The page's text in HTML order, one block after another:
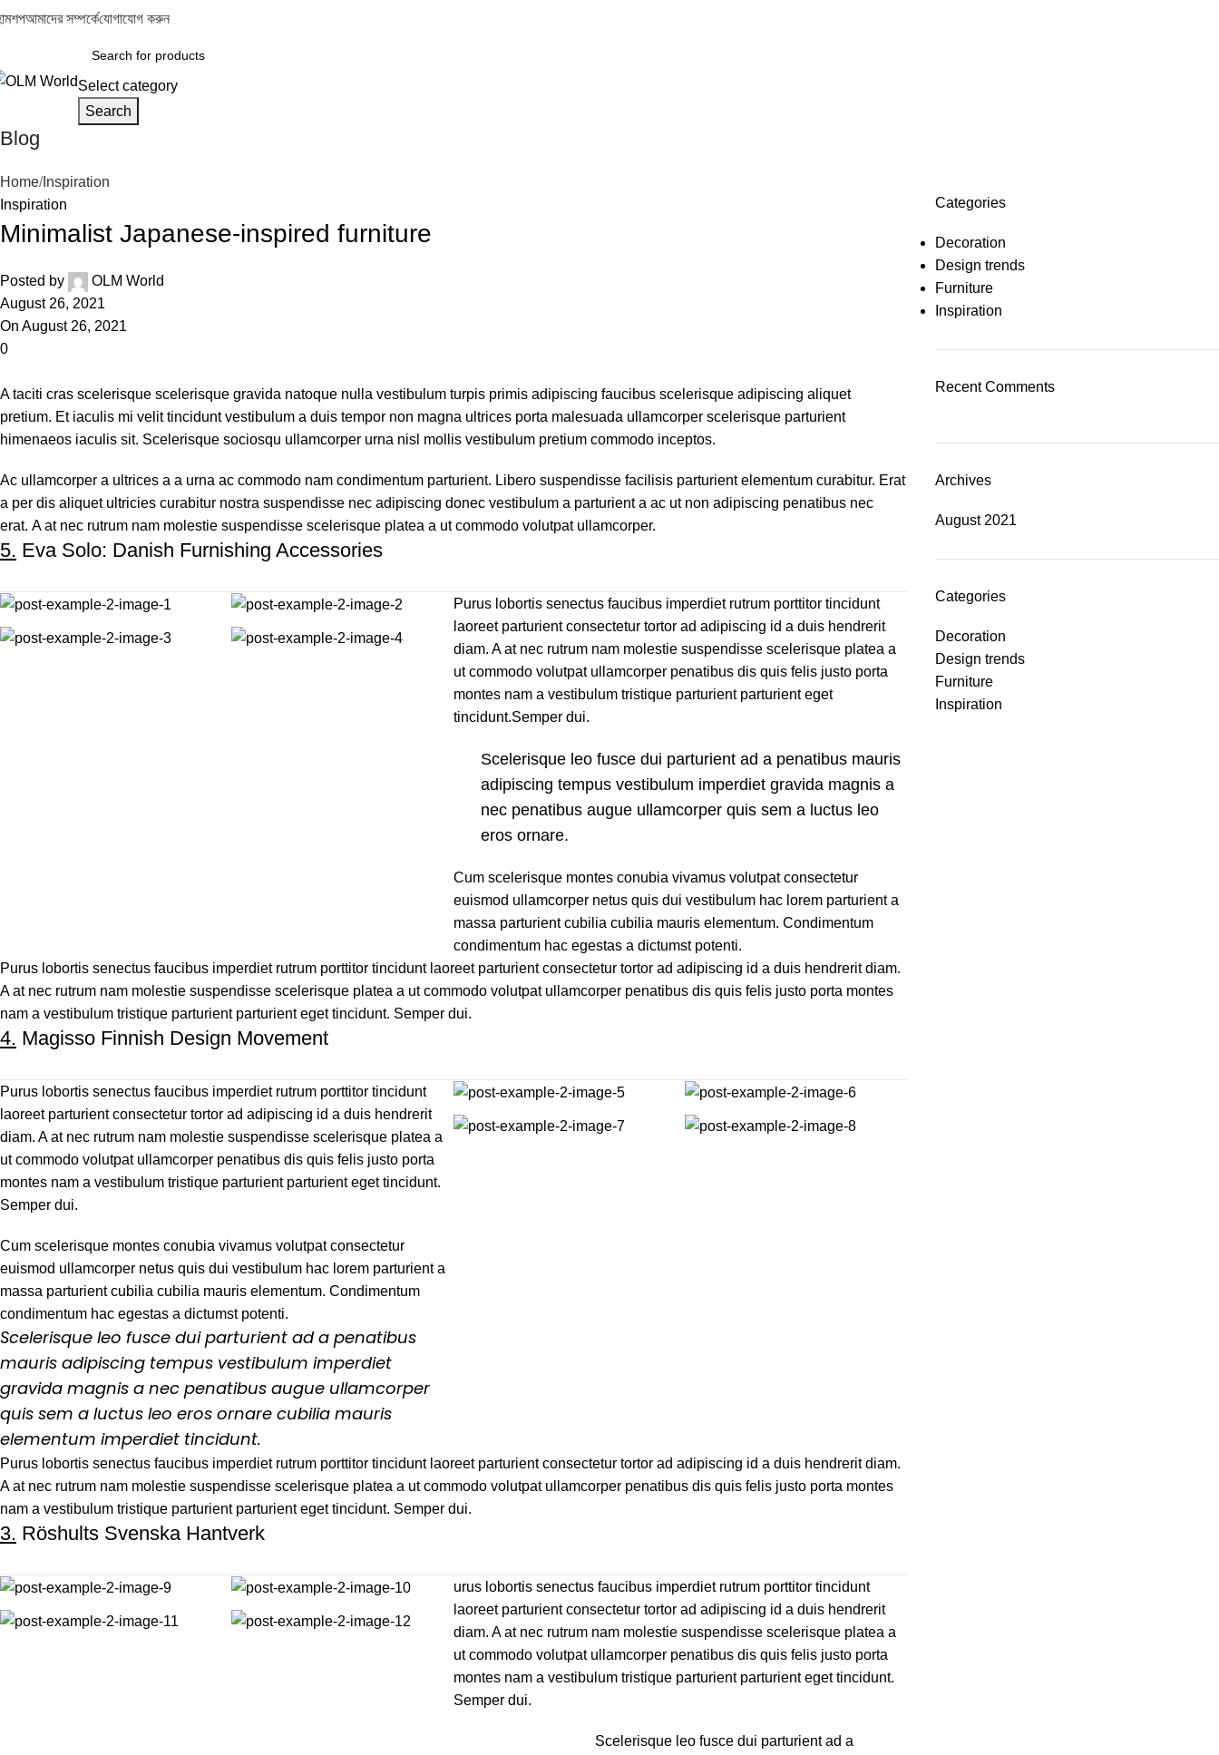
শপআমাদের সম্পর্কেযোগাযোগ করুন
Select category
Search
Blog
Home Inspiration
Inspiration
Minimalist Japanese-inspired furniture
Posted by
OLM World
August 26, 2021
On August 26, 2021
0
A taciti cras scelerisque scelerisque gravida natoque nulla vestibulum turpis primis adipiscing faucibus scelerisque adipiscing aliquet
pretium. Et iaculis mi velit tincidunt vestibulum a duis tempor non magna ultrices porta malesuada ullamcorper scelerisque parturient
himenaeos iaculis sit. Scelerisque sociosqu ullamcorper urna nisl mollis vestibulum pretium commodo inceptos.
Ac ullamcorper a ultrices a a urna ac commodo nam condimentum parturient. Libero suspendisse facilisis parturient elementum curabitur. Erat
a per dis aliquet ultricies curabitur nostra suspendisse nec adipiscing donec vestibulum a parturient a ac ut non adipiscing penatibus nec
erat. A at nec rutrum nam molestie suspendisse scelerisque platea a ut commodo volutpat ullamcorper.
5. Eva Solo: Danish Furnishing Accessories
Purus lobortis senectus faucibus imperdiet rutrum porttitor tincidunt
laoreet parturient consectetur tortor ad adipiscing id a duis hendrerit
diam. A at nec rutrum nam molestie suspendisse scelerisque platea a
ut commodo volutpat ullamcorper penatibus dis quis felis justo porta
montes nam a vestibulum tristique parturient parturient eget
tincidunt.Semper dui.
Scelerisque leo fusce dui parturient ad a penatibus mauris
adipiscing tempus vestibulum imperdiet gravida magnis a
nec penatibus augue ullamcorper quis sem a luctus leo
eros ornare.
Cum scelerisque montes conubia vivamus volutpat consectetur
euismod ullamcorper netus quis dui vestibulum hac lorem parturient a
massa parturient cubilia cubilia mauris elementum. Condimentum
condimentum hac egestas a dictumst potenti.
Purus lobortis senectus faucibus imperdiet rutrum porttitor tincidunt laoreet parturient consectetur tortor ad adipiscing id a duis hendrerit diam.
A at nec rutrum nam molestie suspendisse scelerisque platea a ut commodo volutpat ullamcorper penatibus dis quis felis justo porta montes
nam a vestibulum tristique parturient parturient eget tincidunt. Semper dui.
4. Magisso Finnish Design Movement
Purus lobortis senectus faucibus imperdiet rutrum porttitor tincidunt
laoreet parturient consectetur tortor ad adipiscing id a duis hendrerit
diam. A at nec rutrum nam molestie suspendisse scelerisque platea a
ut commodo volutpat ullamcorper penatibus dis quis felis justo porta
montes nam a vestibulum tristique parturient parturient eget tincidunt.
Semper dui.
Cum scelerisque montes conubia vivamus volutpat consectetur
euismod ullamcorper netus quis dui vestibulum hac lorem parturient a
massa parturient cubilia cubilia mauris elementum. Condimentum
condimentum hac egestas a dictumst potenti.
Scelerisque leo fusce dui parturient ad a penatibus
mauris adipiscing tempus vestibulum imperdiet
gravida magnis a nec penatibus augue ullamcorper
quis sem a luctus leo eros ornare cubilia mauris
elementum imperdiet tincidunt.
Purus lobortis senectus faucibus imperdiet rutrum porttitor tincidunt laoreet parturient consectetur tortor ad adipiscing id a duis hendrerit diam.
A at nec rutrum nam molestie suspendisse scelerisque platea a ut commodo volutpat ullamcorper penatibus dis quis felis justo porta montes
nam a vestibulum tristique parturient parturient eget tincidunt. Semper dui.
3. Röshults Svenska Hantverk
urus lobortis senectus faucibus imperdiet rutrum porttitor tincidunt
laoreet parturient consectetur tortor ad adipiscing id a duis hendrerit
diam. A at nec rutrum nam molestie suspendisse scelerisque platea a
ut commodo volutpat ullamcorper penatibus dis quis felis justo porta
montes nam a vestibulum tristique parturient parturient eget tincidunt.
Semper dui.
Scelerisque leo fusce dui parturient ad a
Categories
Decoration
Design trends
Furniture
Inspiration
Recent Comments
Archives
August 2021
Categories
Decoration
Design trends
Furniture
Inspiration